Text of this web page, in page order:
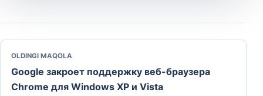
OLDINGI MAQOLA
Google закроет поддержку веб-браузера
Chrome для Windows XP и Vista